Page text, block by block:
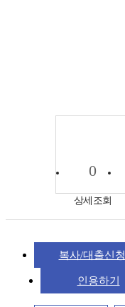
0
상세조회
복사/대출신청
인용하기